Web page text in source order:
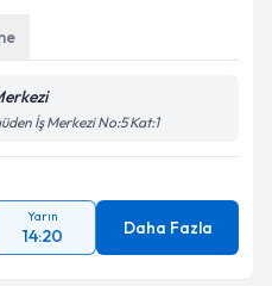
İş Merkezi No:5 Kat:1
Yarın
14:20 Daha Fazla